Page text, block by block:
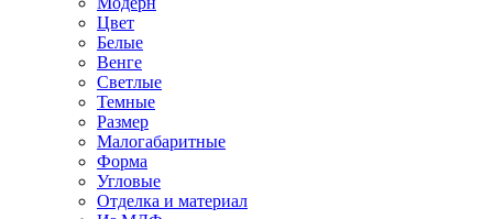
Цвет
Белые
Венге
Светлые
Темные
Размер
Малогабаритные
Форма
Угловые
Отделка и материал